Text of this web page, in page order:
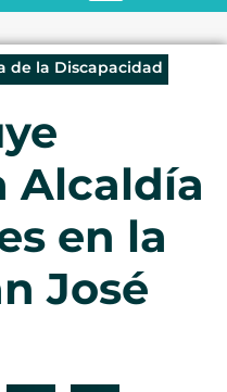
de la Discapacidad
Alcaldía
en la
José